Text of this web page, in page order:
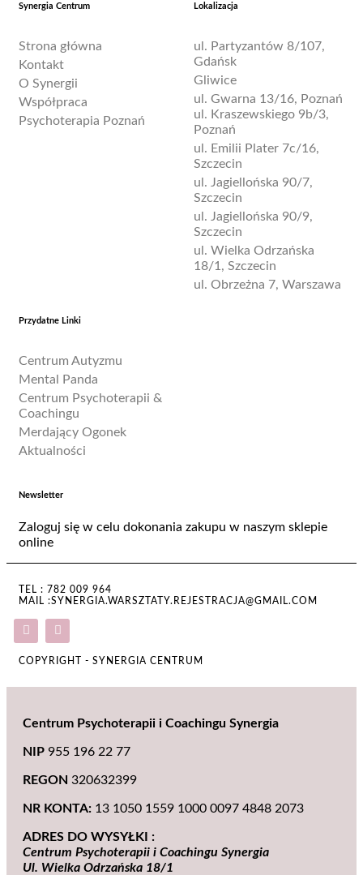
Synergia Centrum
Strona główna
Kontakt
O Synergii
Współpraca
Psychoterapia Poznań
Lokalizacja
ul. Partyzantów 8/107,
Gdańsk
Gliwice
ul. Gwarna 13/16, Poznań
ul. Kraszewskiego 9b/3,
Poznań
ul. Emilii Plater 7c/16,
Szczecin
ul. Jagiellońska 90/7,
Szczecin
ul. Jagiellońska 90/9,
Szczecin
ul. Wielka Odrzańska
18/1, Szczecin
ul. Obrzeżna 7, Warszawa
Przydatne Linki
Centrum Autyzmu
Mental Panda
Centrum Psychoterapii &
Coachingu
Merdający Ogonek
Aktualności
Newsletter
Zaloguj się w celu dokonania zakupu w naszym sklepie
online
TEL : 782 009 964
MAIL :SYNERGIA.WARSZTATY.REJESTRACJA@GMAIL.COM
COPYRIGHT - SYNERGIA CENTRUM
Centrum Psychoterapii i Coachingu Synergia
NIP 955 196 22 77
REGON 320632399
NR KONTA: 13 1050 1559 1000 0097 4848 2073
ADRES DO WYSYŁKI :
Centrum Psychoterapii i Coachingu Synergia
Ul. Wielka Odrzańska 18/1